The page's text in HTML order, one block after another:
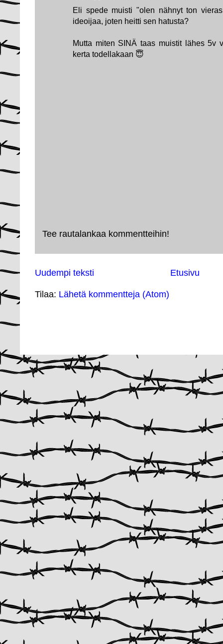
Eli spede muisti "olen nähnyt ton
ideoijaa, joten heitti sen hatusta?
Mutta miten SINÄ taas muistit lähes 5v
kerta todellakaan 😇
Tee rautalankaa kommentteihin!
Uudempi teksti Etusivu
Tilaa: Lähetä kommentteja (Atom)